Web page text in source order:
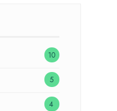
10
5
4